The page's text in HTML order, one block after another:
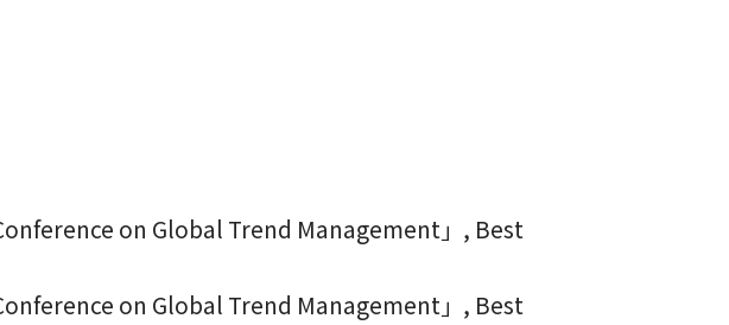
on Global Trend Management」, Best
on Global Trend Management」, Best